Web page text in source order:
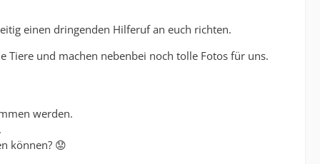
einen dringenden Hilferuf an euch richten.
Tiere und machen nebenbei noch tolle Fotos für uns.
werden.
können? 😟